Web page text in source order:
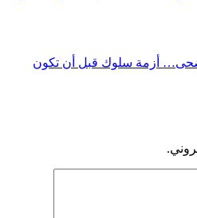
أزمة سلوك قبل أن تكون